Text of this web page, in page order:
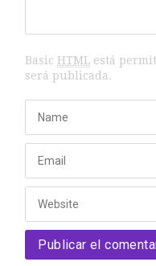
LO QUE LA NIEBLA
Sobre mí
María Luisa
Vlady Mafla
LO QUE LA NIEBLA
BasicHTML está
será publicada.